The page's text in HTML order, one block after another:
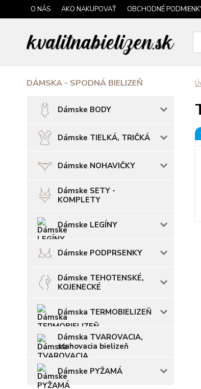
O NÁS AKO NAKUPOVAŤ OBCHODNÉ
DÁMSKA - SPODNÁ BIELIZEŇ
Dámske BODY
Dámske TIELKÁ, TRIČKÁ
Dámske NOHAVIČKY
Dámske SETY -
KOMPLETY
Dámske LEGÍNY
Dámske PODPRSENKY
Dámske TEHOTENSKÉ,
KOJENECKÉ
Dámska TERMOBIELIZEŇ
Dámska TVAROVACIA,
sťahovacia bielizeň
Dámske PYŽAMÁ